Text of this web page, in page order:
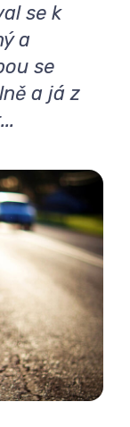
se k
a
se
a já z